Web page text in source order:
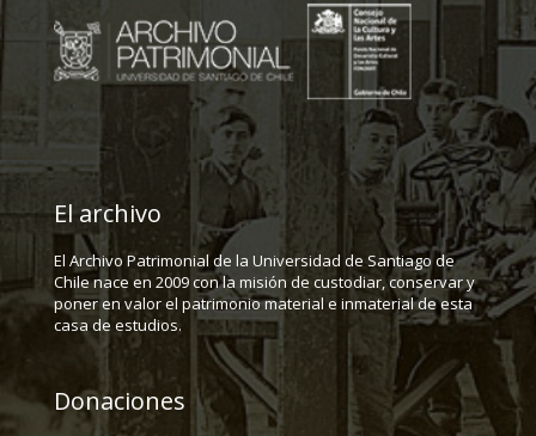
El archivo
El Archivo Patrimonial de la Universidad de Santiago de
Chile nace en 2009 con la misión de custodiar, conservar y
poner en valor el patrimonio material e inmaterial de esta
casa de estudios.
Donaciones